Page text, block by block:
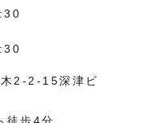
2-2-15深津ビ